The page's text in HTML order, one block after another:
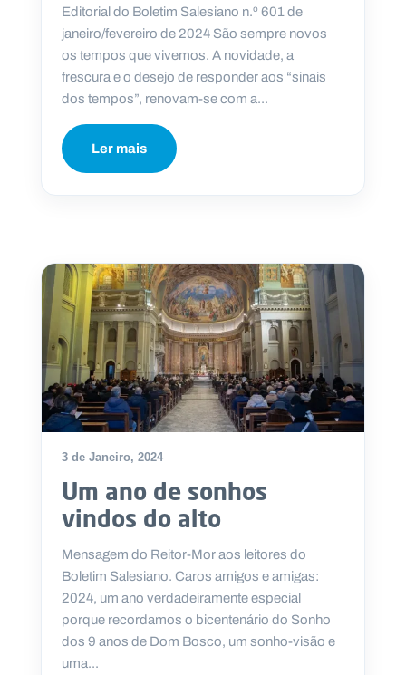
Editorial do Boletim Salesiano n.º 601 de
janeiro/fevereiro de 2024 São sempre novos
os tempos que vivemos. A novidade, a
frescura e o desejo de responder aos “sinais
dos tempos”, renovam-se com a...
Ler mais
3 de Janeiro, 2024
Um ano de sonhos
vindos do alto
Mensagem do Reitor-Mor aos leitores do
Boletim Salesiano. Caros amigos e amigas:
2024, um ano verdadeiramente especial
porque recordamos o bicentenário do Sonho
dos 9 anos de Dom Bosco, um sonho-visão e
uma...